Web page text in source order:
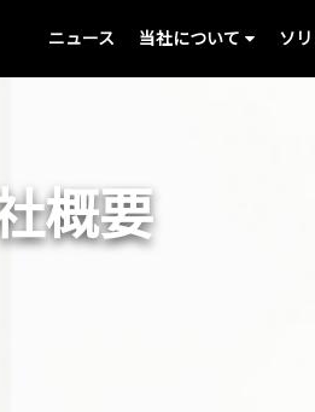
ニュース 当社について ソ
概要